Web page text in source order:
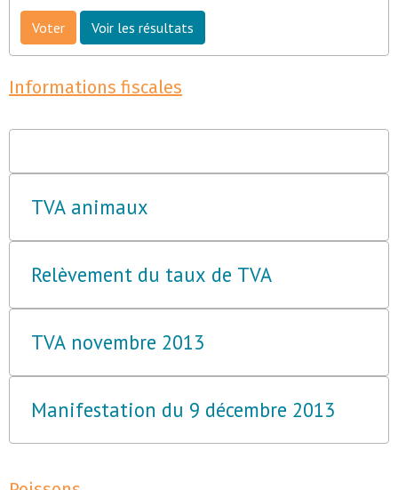
Voter Voir les résultats
Informations fiscales
TVA animaux
Relèvement du taux de TVA
TVA novembre 2013
Manifestation du 9 décembre 2013